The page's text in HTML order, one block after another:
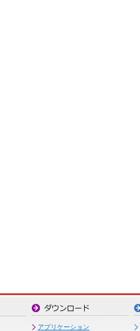
アプリケーション